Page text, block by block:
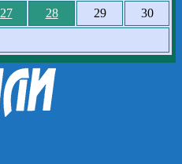
27 28 29
30